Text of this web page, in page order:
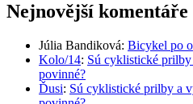
Nejnovější komentáře
Júlia Bandiková: Bicykel po
Kolo/14: Sú cyklistické
povinné?
Ďusi: Sú cyklistické prilby a